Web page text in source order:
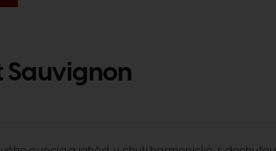
Sauvignon